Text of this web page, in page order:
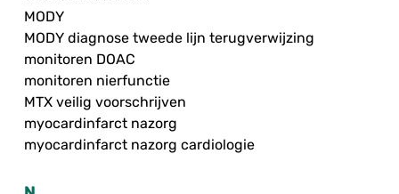
MODY
MODY diagnose tweede lijn terugverwijzing
monitoren DOAC
monitoren nierfunctie
MTX veilig voorschrijven
myocardinfarct nazorg
myocardinfarct nazorg cardiologie